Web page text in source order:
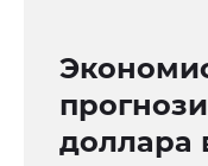
доллара